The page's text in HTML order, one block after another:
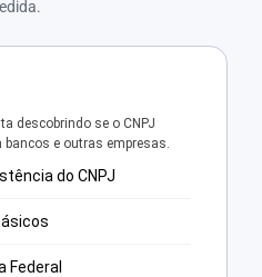
descobrindo se o CNPJ
e outras empresas.
do CNPJ
Federal